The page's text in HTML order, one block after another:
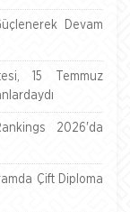
Devam
15 Temmuz
2026'da
Çift Diploma